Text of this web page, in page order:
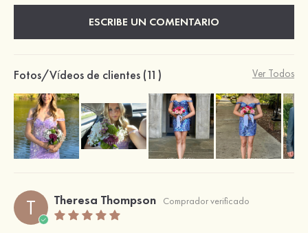
ESCRIBE UN COMENTARIO
Fotos/Vídeos de clientes (11) Ver Todos
T Theresa Thompson Comprador verificado